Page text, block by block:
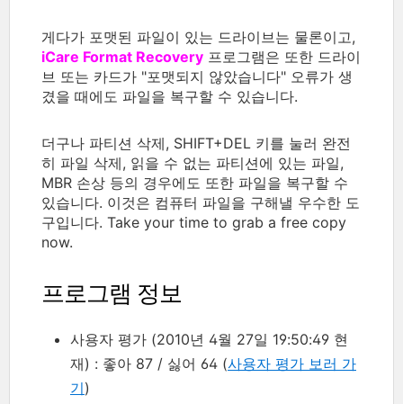
게다가 포맷된 파일이 있는 드라이브는 물론이고,
iCare Format Recovery 프로그램은 또한 드라이
브 또는 카드가 "포맷되지 않았습니다" 오류가 생
겼을 때에도 파일을 복구할 수 있습니다.
더구나 파티션 삭제, SHIFT+DEL 키를 눌러 완전
히 파일 삭제, 읽을 수 없는 파티션에 있는 파일,
MBR 손상 등의 경우에도 또한 파일을 복구할 수
있습니다. 이것은 컴퓨터 파일을 구해낼 우수한 도
구입니다. Take your time to grab a free copy
now.
프로그램 정보
사용자 평가 (2010년 4월 27일 19:50:49 현
재) : 좋아 87 / 싫어 64 (사용자 평가 보러 가
기)